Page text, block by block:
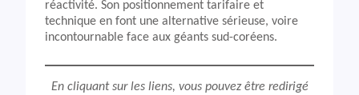
réactivité. Son positionnement tarifaire et
technique en font une alternative sérieuse, voire
incontournable face aux géants sud-coréens.
En cliquant sur les liens, vous pouvez être redirigé